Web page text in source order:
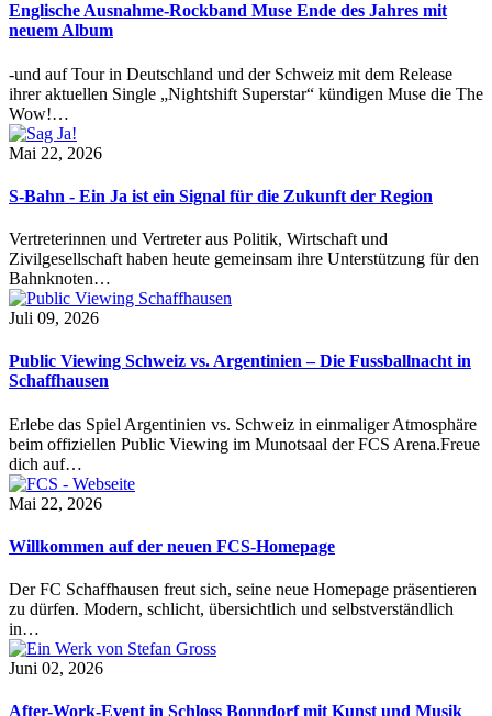
Englische Ausnahme-Rockband Muse Ende des Jahres mit
neuem Album
-und auf Tour in Deutschland und der Schweiz mit dem Release
ihrer aktuellen Single „Nightshift Superstar“ kündigen Muse die The
Wow!…
Mai 22, 2026
S-Bahn - Ein Ja ist ein Signal für die Zukunft der Region
Vertreterinnen und Vertreter aus Politik, Wirtschaft und
Zivilgesellschaft haben heute gemeinsam ihre Unterstützung für den
Bahnknoten…
Juli 09, 2026
Public Viewing Schweiz vs. Argentinien – Die Fussballnacht in
Schaffhausen
Erlebe das Spiel Argentinien vs. Schweiz in einmaliger Atmosphäre
beim offiziellen Public Viewing im Munotsaal der FCS Arena.Freue
dich auf…
Mai 22, 2026
Willkommen auf der neuen FCS-Homepage
Der FC Schaffhausen freut sich, seine neue Homepage präsentieren
zu dürfen. Modern, schlicht, übersichtlich und selbstverständlich
in…
Juni 02, 2026
After-Work-Event in Schloss Bonndorf mit Kunst und Musik